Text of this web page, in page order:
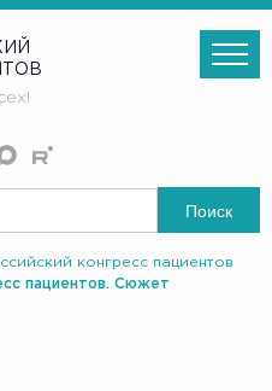
Поиск
конгресс пациентов
пациентов. Сюжет